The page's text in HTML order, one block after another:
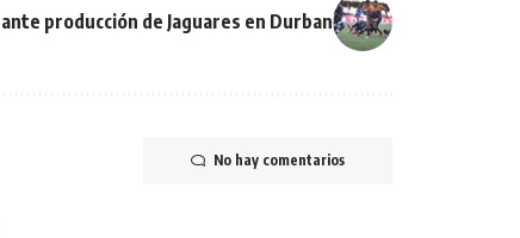
producción de Jaguares en Durban
No hay comentarios